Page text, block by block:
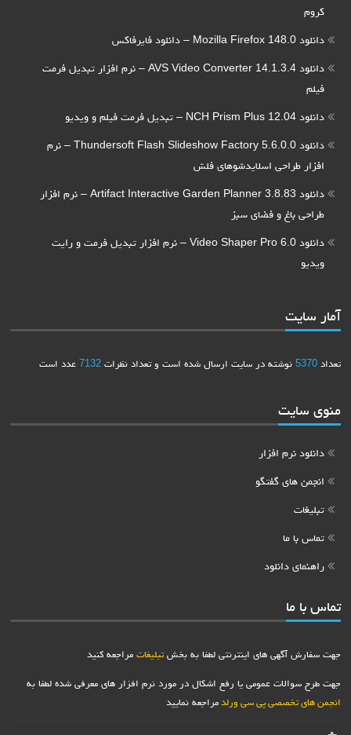
کروم
دانلود Mozilla Firefox 148.0 – دانلود فایرفاکس
دانلود AVS Video Converter 14.1.3.4 – نرم افزار تبدیل فرمت
فیلم
دانلود NCH Prism Plus 12.04 – تبدیل فرمت فیلم و ویدیو
دانلود Thundersoft Flash Slideshow Factory 5.6.0.0 – نرم
افزار طراحی اسلایدشوهای فلش
دانلود Artifact Interactive Garden Planner 3.8.83 – نرم افزار
طراحی باغ و فضای سبز
دانلود Video Shaper Pro 6.0 – نرم افزار تبدیل فرمت و رایت
ویدیو
آمار سایت
تعداد5370 نوشته در سایت ارسال شده است و تعداد نظرات7132 عدد است
منوی سایت
دانلود نرم افزار
انجمن های گفتگو
تبلیغات
تماس با ما
راهنمای دانلود
تماس با ما
جهت سفارش آگهی های اینترنتی لطفا به بخشتبلیغات مراجعه کنید
جهت طرح سوالات عمومی یا رفع اشکال در مورد نرم افزار های معرفی شده لطفا به
انجمن های تخصصی پی سی ورلدمراجعه نمایید